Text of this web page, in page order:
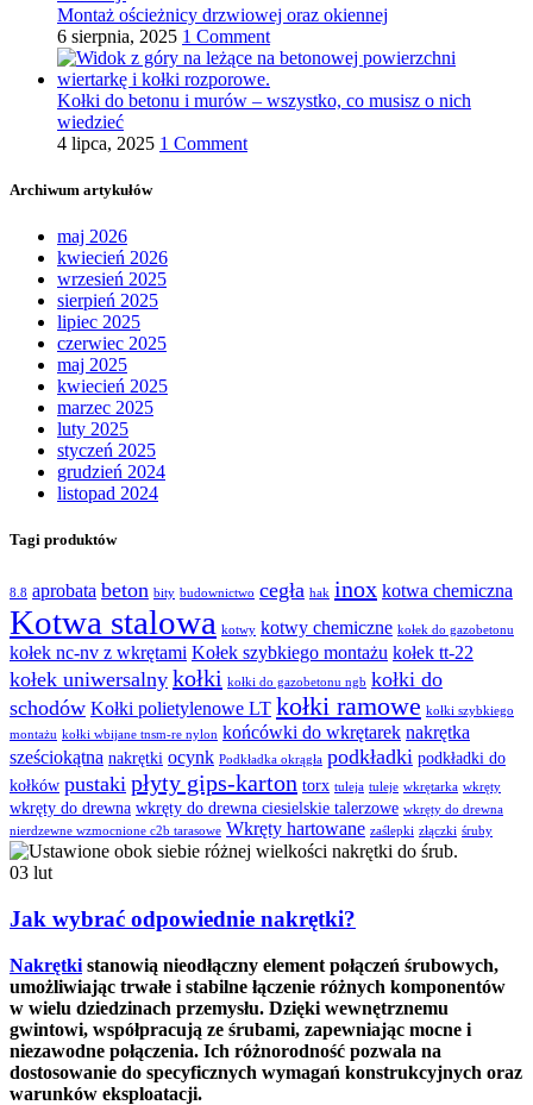
Montaż ościeżnicy drzwiowej oraz okiennej
6 sierpnia, 2025 1 Comment
Kołki do betonu i murów – wszystko, co musisz o nich
wiedzieć
4 lipca, 2025 1 Comment
Archiwum artykułów
maj 2026
kwiecień 2026
wrzesień 2025
sierpień 2025
lipiec 2025
czerwiec 2025
maj 2025
kwiecień 2025
marzec 2025
luty 2025
styczeń 2025
grudzień 2024
listopad 2024
Tagi produktów
8.8 aprobata beton bity budownictwo cegła hak inox kotwa chemiczna
Kotwa stalowa kotwy kotwy chemiczne kołek do gazobetonu
kołek nc-nv z wkrętami Kołek szybkiego montażu kołek tt-22
kołek uniwersalny kołki kołki do gazobetonu ngb kołki do
schodów Kołki polietylenowe LT kołki ramowe kołki szybkiego
montażu kołki wbijane tnsm-re nylon końcówki do wkrętarek nakrętka
sześciokątna nakrętki ocynk Podkładka okrągła podkładki podkładki do
kołków pustaki płyty gips-karton torx tuleja tuleje wkrętarka wkręty
wkręty do drewna wkręty do drewna ciesielskie talerzowe wkręty do drewna
nierdzewne wzmocnione c2b tarasowe Wkręty hartowane zaślepki złączki śruby
03 lut
Jak wybrać odpowiednie nakrętki?
Nakrętki stanowią nieodłączny element połączeń śrubowych,
umożliwiając trwałe i stabilne łączenie różnych komponentów
w wielu dziedzinach przemysłu. Dzięki wewnętrznemu
gwintowi, współpracują ze śrubami, zapewniając mocne i
niezawodne połączenia. Ich różnorodność pozwala na
dostosowanie do specyficznych wymagań konstrukcyjnych oraz
warunków eksploatacji.